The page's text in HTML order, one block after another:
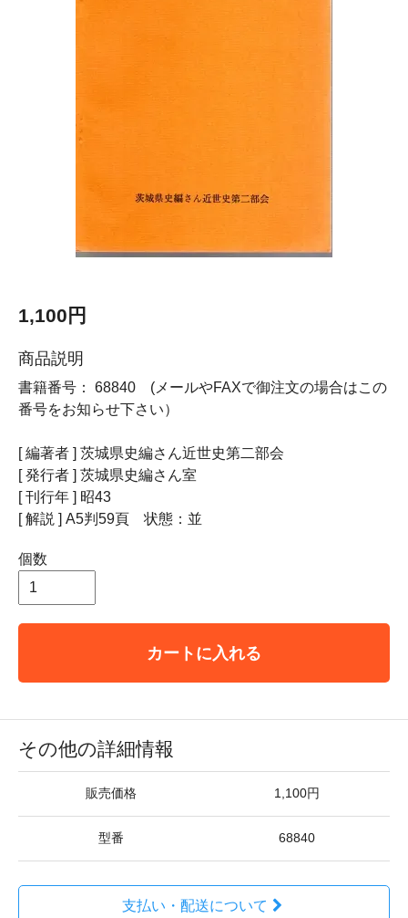
1,100円
商品説明
書籍番号： 68840 (メールやFAXで御注文の場合はこの
番号をお知らせ下さい）
[ 編著者 ] 茨城県史編さん近世史第二部会
[ 発行者 ] 茨城県史編さん室
[ 刊行年 ] 昭43
[ 解説 ] A5判59頁 状態：並
個数
カートに入れる
その他の詳細情報
販売価格 1,100円
型番 68840
支払い・配送について